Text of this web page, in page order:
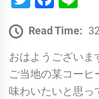
Read Time:
おはようございま
ご当地の某コーヒ
味わいたいと思っ